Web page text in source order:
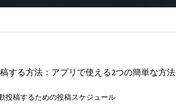
する方法：アプリで使える2つの簡単な方法
投稿するための投稿スケジュール